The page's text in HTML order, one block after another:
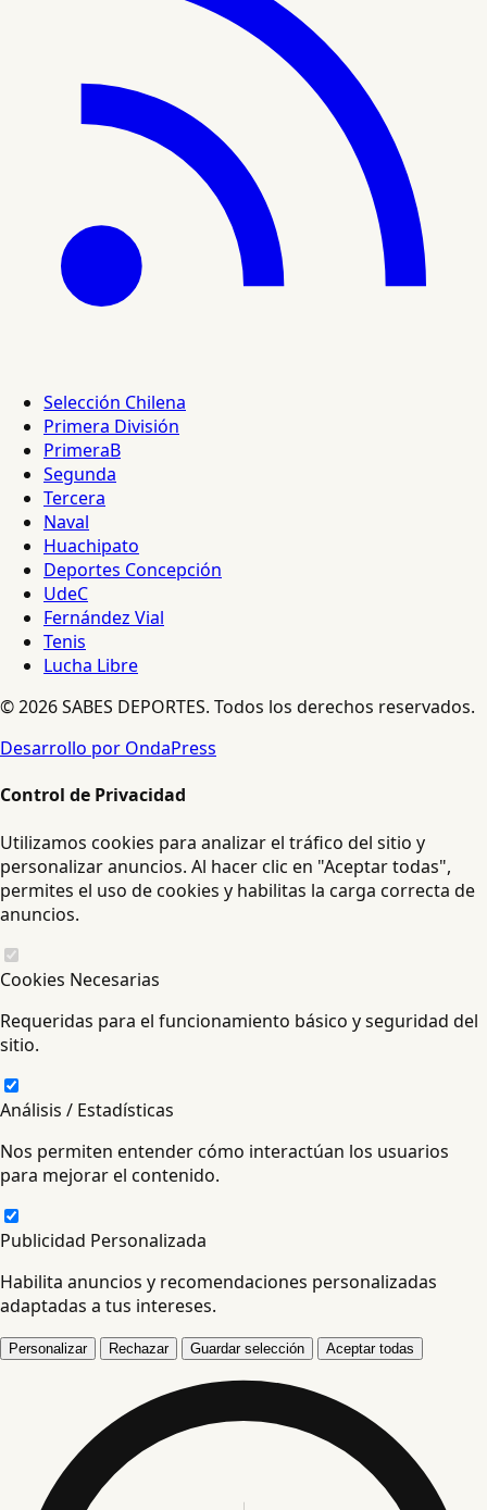
Selección Chilena
Primera División
PrimeraB
Segunda
Tercera
Naval
Huachipato
Deportes Concepción
UdeC
Fernández Vial
Tenis
Lucha Libre
© 2026 SABES DEPORTES. Todos los derechos reservados.
Desarrollo por OndaPress
Control de Privacidad
Utilizamos cookies para analizar el tráfico del sitio y
personalizar anuncios. Al hacer clic en "Aceptar todas",
permites el uso de cookies y habilitas la carga correcta de
anuncios.
Cookies Necesarias
Requeridas para el funcionamiento básico y seguridad del
sitio.
Análisis / Estadísticas
Nos permiten entender cómo interactúan los usuarios
para mejorar el contenido.
Publicidad Personalizada
Habilita anuncios y recomendaciones personalizadas
adaptadas a tus intereses.
Personalizar Rechazar Guardar selección Aceptar todas